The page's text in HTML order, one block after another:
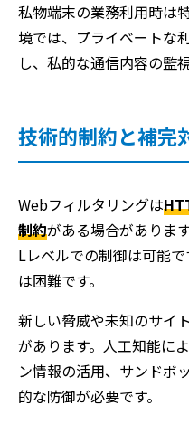
私物端末の業務利用時は
境では、プライベートな
し、私的な通信内容の監
技術的制約と補完
Webフィルタリングは
制約がある場合がありま
Lレベルでの制御は可能
は困難です。
新しい脅威や未知のサイ
があります。人工知能に
ン情報の活用、サンドボ
的な防御が必要です。